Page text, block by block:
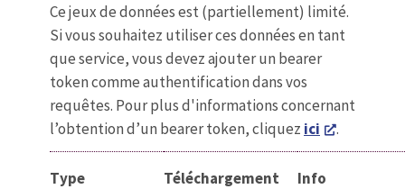
Ce jeux de données est (partiellement) limité.
Si vous souhaitez utiliser ces données en tant
que service, vous devez ajouter un bearer
token comme authentification dans vos
requêtes. Pour plus d'informations concernant
l’obtention d’un bearer token, cliquez ici .
Type Téléchargement Info